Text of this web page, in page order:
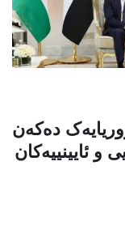
دەکەن
و ئایینییەکان